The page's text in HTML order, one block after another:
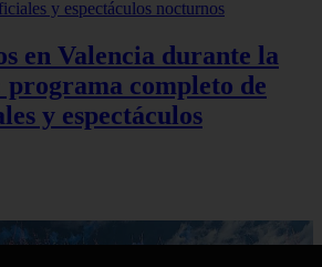
en Valencia durante la
completo de
y espectáculos